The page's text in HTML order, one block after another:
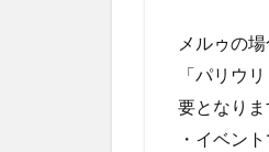
メルゥの場
「パリウ
要となりま
・イベン